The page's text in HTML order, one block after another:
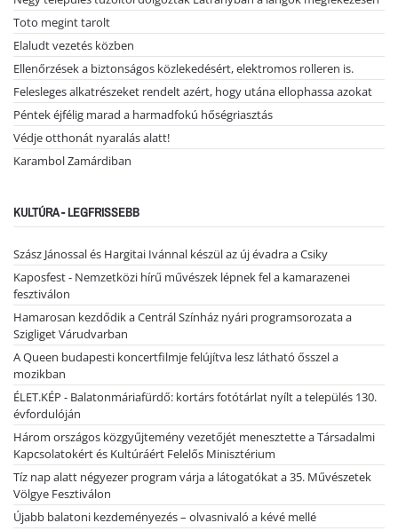
Toto megint tarolt
Elaludt vezetés közben
Ellenőrzések a biztonságos közlekedésért, elektromos rolleren is.
Felesleges alkatrészeket rendelt azért, hogy utána ellophassa azokat
Péntek éjfélig marad a harmadfokú hőségriasztás
Védje otthonát nyaralás alatt!
Karambol Zamárdiban
KULTÚRA - LEGFRISSEBB
Szász Jánossal és Hargitai Ivánnal készül az új évadra a Csiky
Kaposfest - Nemzetközi hírű művészek lépnek fel a kamarazenei
fesztiválon
Hamarosan kezdődik a Centrál Színház nyári programsorozata a
Szigliget Várudvarban
A Queen budapesti koncertfilmje felújítva lesz látható ősszel a
mozikban
ÉLET.KÉP - Balatonmáriafürdő: kortárs fotótárlat nyílt a település 130.
évfordulóján
Három országos közgyűjtemény vezetőjét menesztette a Társadalmi
Kapcsolatokért és Kultúráért Felelős Minisztérium
Tíz nap alatt négyezer program várja a látogatókat a 35. Művészetek
Völgye Fesztiválon
Újabb balatoni kezdeményezés – olvasnivaló a kévé mellé